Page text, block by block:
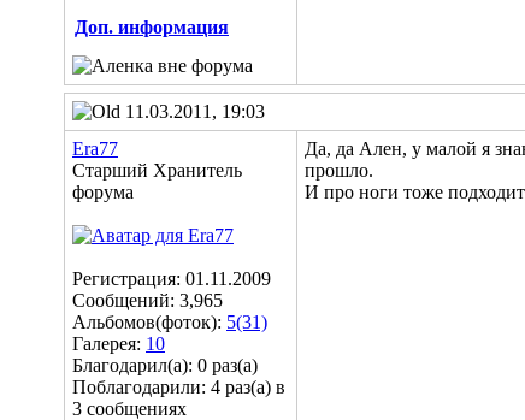
Доп. информация
11.03.2011, 19:03
Era77
Старший Хранитель
форума
Регистрация: 01.11.2009
Сообщений: 3,965
Альбомов(фоток): 5(31)
Галерея: 10
Благодарил(а): 0 раз(а)
Поблагодарили: 4 раз(а) в
3 сообщениях
Да, да Ален, у малой я
прошло.
И про ноги тоже подходит